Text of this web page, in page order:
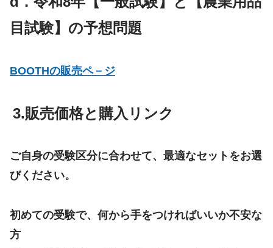
目試験】 の予想問題
BOOTHの販売ペ－ジ
3.販売価格と購入リンク
ご自身の受験区分に合わせて、最適なセットをお選
びください。
初めての受験で、何から手をつければいいか不安な
方